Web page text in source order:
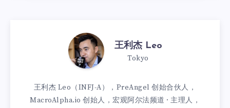
王利杰 Leo
Tokyo
王利杰 Leo（INFJ-A），PreAngel 创始合伙人，
MacroAlpha.io 创始人，宏观阿尔法频道 · 主理人，